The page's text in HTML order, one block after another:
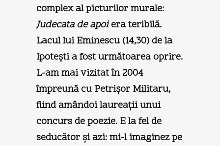
complex al picturilor murale:
Judecata de apoiera teribilă.
Lacul lui Eminescu (14,30) de la
Ipoteşti a fost următoarea oprire.
L-am mai vizitat în 2004
împreună cu Petrişor Militaru,
fiind amândoi laureaţii unui
concurs de poezie. E la fel de
seducător şi azi: mi-l imaginez pe